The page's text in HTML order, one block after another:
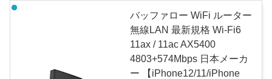
バッファロー WiFi ルーター
無線LAN 最新規格 Wi-Fi6
11ax / 11ac AX5400
4803+574Mbps 日本メーカ
ー 【iPhone12/11/iPhone